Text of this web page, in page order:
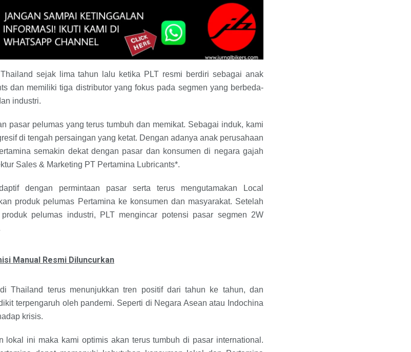
sejak lima tahun lalu ketika PLT resmi berdiri sebagai anak
dan memiliki tiga distributor yang fokus pada segmen yang berbeda-
industri.
pasar pelumas yang terus tumbuh dan memikat. Sebagai induk, kami
di tengah persaingan yang ketat. Dengan adanya anak perusahaan
semakin dekat dengan pasar dan konsumen di negara gajah
Sales & Marketing PT Pertamina Lubricants*.
dengan permintaan pasar serta terus mengutamakan Local
produk pelumas Pertamina ke konsumen dan masyarakat. Setelah
pelumas industri, PLT mengincar potensi pasar segmen 2W
Manual Resmi Diluncurkan
Thailand terus menunjukkan tren positif dari tahun ke tahun, dan
terpengaruh oleh pandemi. Seperti di Negara Asean atau Indochina
krisis.
lokal ini maka kami optimis akan terus tumbuh di pasar international.